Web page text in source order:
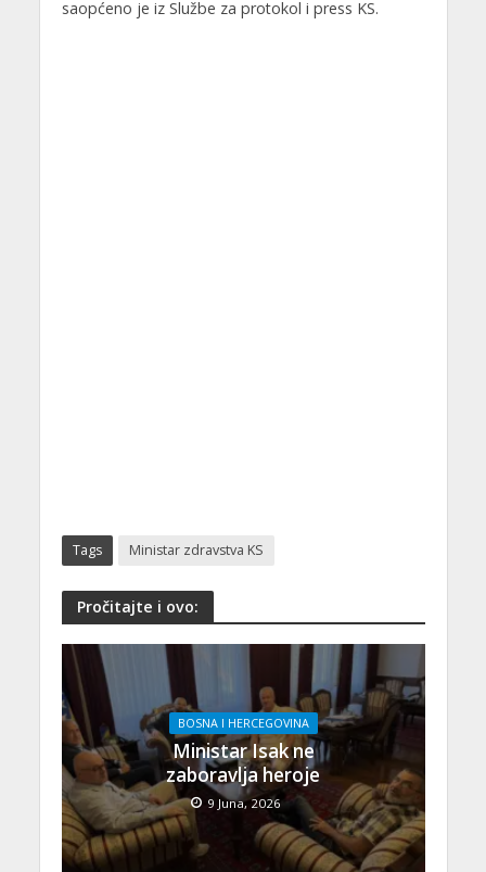
saopćeno je iz Službe za protokol i press KS.
Tags Ministar zdravstva KS
Pročitajte i ovo:
BOSNA I HERCEGOVINA
Ministar Isak ne
zaboravlja heroje
9 Juna, 2026